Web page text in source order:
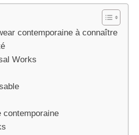
contemporaine à connaître
Works